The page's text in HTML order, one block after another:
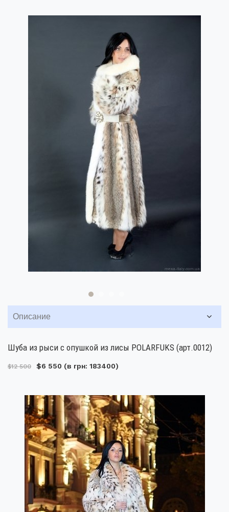
Описание
Шуба из рыси с опушкой из лисы POLARFUKS (арт.0012)
$12 500 $6 550 (в грн: 183400)